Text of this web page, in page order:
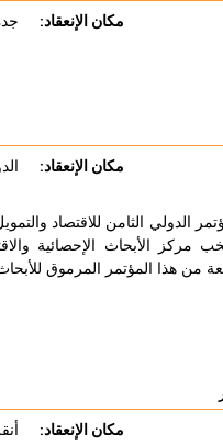
مكان الإنعقاد:
مكان الإنعقاد:
2011، انتخب مركز الأبحاث
من هذا المؤتمر المرموق
مكان الإنعقاد: